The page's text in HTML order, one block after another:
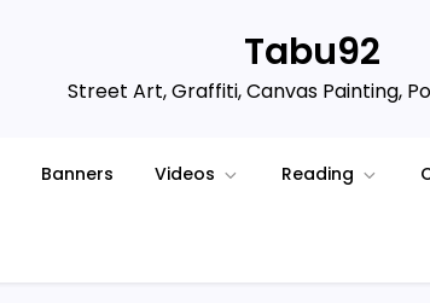
Tabu92
Street Art, Graffiti, Canvas Painting,
Banners Videos Reading